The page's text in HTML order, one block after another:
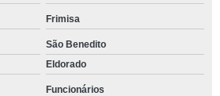
Frimisa
São Benedito
Eldorado
Funcionários